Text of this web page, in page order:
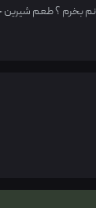
بخرم ؟ طعم شيرين